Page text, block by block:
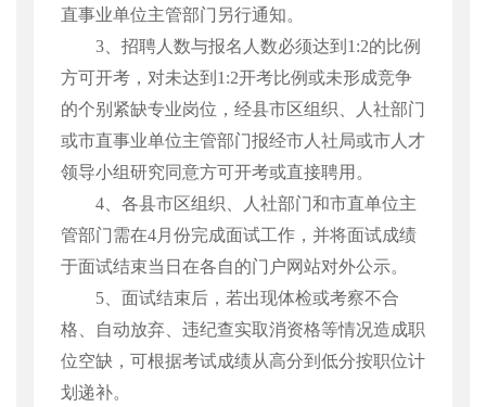
直事业单位主管部门另行通知。
3 、招聘人数与报名人数必须达到 1:2的比例
方可开考，对未达到 1:2开考比例或未形成竞争
的个别紧缺专业岗位，经县市区组织、人社部门
或市直事业单位主管部门报经市人社局或市人才
领导小组研究同意方可开考或直接聘用。
4 、各县市区组织、人社部门和市直单位主
管部门需在4月份完成面试工作，并将面试成绩
于面试结束当日在各自的门户网站对外公示。
5 、面试结束后，若出现体检或考察不合
格、自动放弃、违纪查实取消资格等情况造成职
位空缺，可根据考试成绩从高分到低分按职位计
划递补。